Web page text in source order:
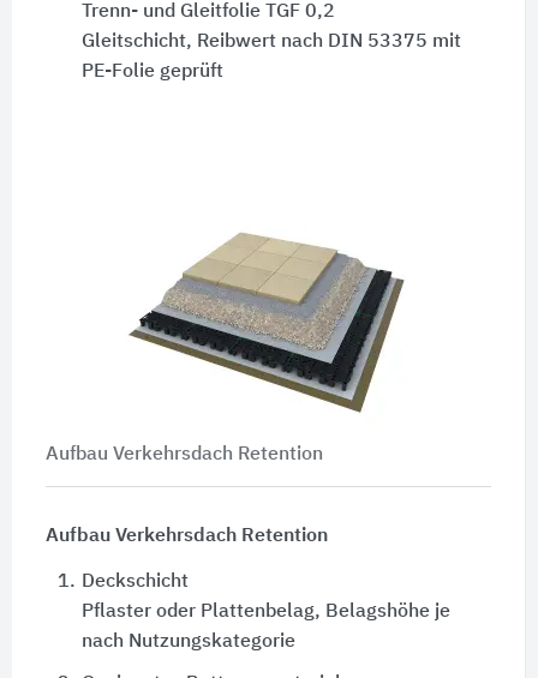
Trenn- und Gleitfolie TGF 0,2
Gleitschicht, Reibwert nach DIN 53375 mit
PE-Folie geprüft
Aufbau Verkehrsdach Retention
Aufbau Verkehrsdach Retention
1. Deckschicht
Pflaster oder Plattenbelag, Belagshöhe je
nach Nutzungskategorie